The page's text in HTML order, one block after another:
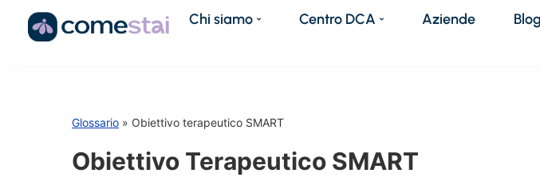
Chi siamo Centro DCA Aziende Blog
Glossario » Obiettivo terapeutico SMART
Obiettivo Terapeutico SMART